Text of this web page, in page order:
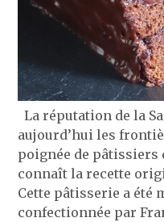
La réputation de la
aujourd’hui les
poignée de pâtissiers
connaît la recette
Cette pâtisserie a été
confectionnée par